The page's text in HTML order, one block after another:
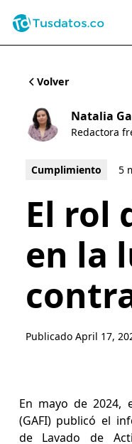
Volver
Natalia
Redactora
Cumplimiento 5
El rol
en la
Publicado April 17,
En mayo de 2024,
(GAFI) publicó el
de Lavado de